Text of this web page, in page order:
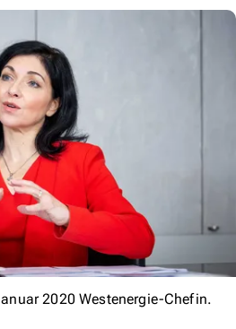
2020 Westenergie-Chefin.